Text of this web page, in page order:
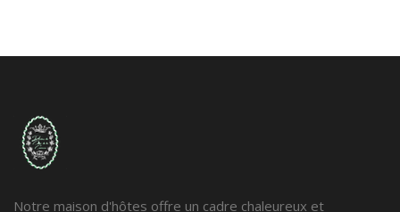
Notre maison d'hôtes offre un cadre chaleureux et